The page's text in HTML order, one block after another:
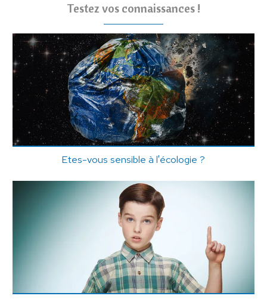
Testez vos connaissances !
Etes-vous sensible à l'écologie ?